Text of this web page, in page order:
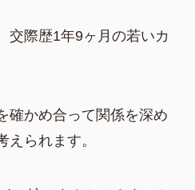
交際歴1年9ヶ月の若いカ
確かめ合って関係を深め
えられます。